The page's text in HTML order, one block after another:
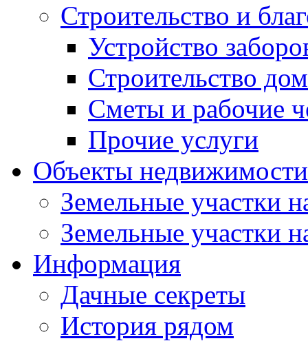
Строительство и
Устройство
Строительство
Сметы и рабочие
Прочие услуги
Объекты недвижимости
Земельные участки
Земельные участки
Информация
Дачные секреты
История рядом